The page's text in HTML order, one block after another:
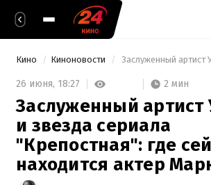
Кино Киноновости
26 июня, 18:27 2 мин
Заслуженный
и звезда сериала
"Крепостная": где
находится актер